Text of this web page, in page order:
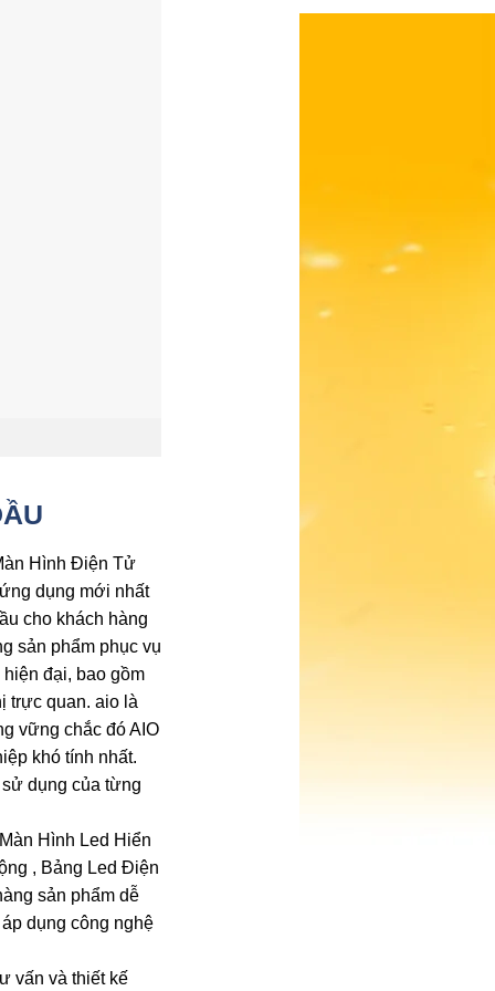
Hình Điện Tử
dụng mới nhất
cho khách hàng
sản phẩm phục vụ
đại, bao gồm
trực quan. aio là
vững chắc đó AIO
khó tính nhất.
dụng của từng
Hình Led Hiển
, Bảng Led Điện
sản phẩm dễ
dụng công nghệ
vấn và thiết kế